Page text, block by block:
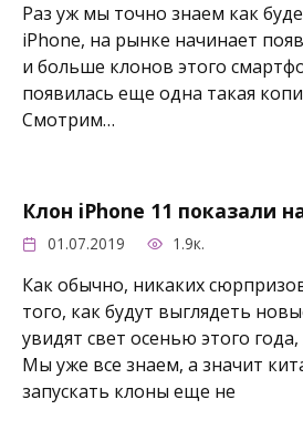
Раз уж мы точно знаем как
iPhone, на рынке начинает
и больше клонов этого
появилась еще одна такая
Смотрим…
Клон iPhone 11 показали
01.07.2019 1.9к.
Как обычно, никаких
того, как будут выглядеть
увидят свет осенью этого
Мы уже все знаем, а значит
запускать клоны еще не